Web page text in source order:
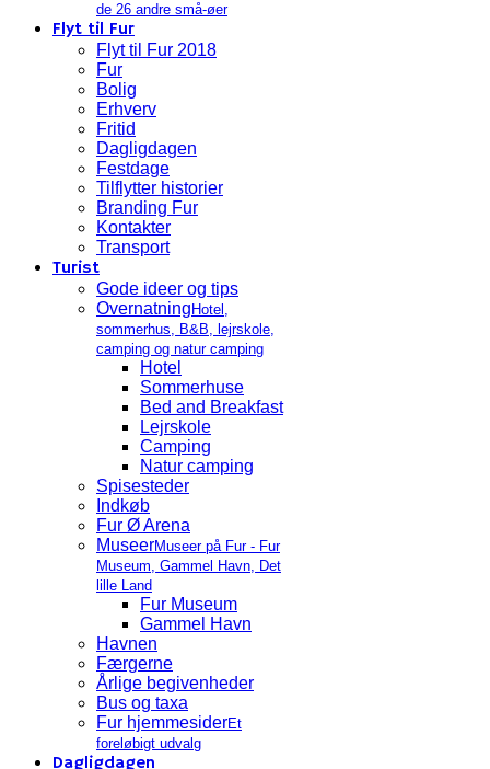
de 26 andre små-øer
Flyt til Fur
Flyt til Fur 2018
Fur
Bolig
Erhverv
Fritid
Dagligdagen
Festdage
Tilflytter historier
Branding Fur
Kontakter
Transport
Turist
Gode ideer og tips
Overnatning Hotel,
sommerhus, B&B, lejrskole,
camping og natur camping
Hotel
Sommerhuse
Bed and Breakfast
Lejrskole
Camping
Natur camping
Spisesteder
Indkøb
Fur Ø Arena
MuseerMuseer på Fur - Fur
Museum, Gammel Havn, Det
lille Land
Fur Museum
Gammel Havn
Havnen
Færgerne
Årlige begivenheder
Bus og taxa
Fur hjemmesiderEt
foreløbigt udvalg
Dagligdagen